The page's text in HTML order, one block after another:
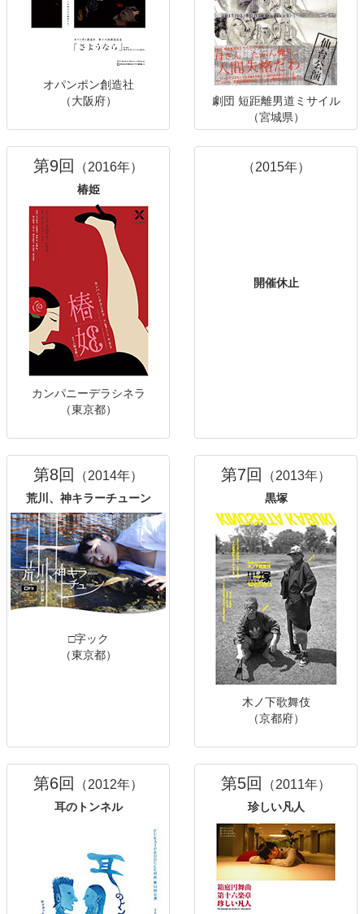
オパンポン創造社
（大阪府）
劇団 短距離男道ミサイル
（宮城県）
第9回 （2016年）
椿姫
カンパニーデラシネラ
（東京都）
（2015年）
開催休止
第8回 （2014年）
荒川、神キラーチューン
□字ック
（東京都）
第7回 （2013年）
黒塚
木ノ下歌舞伎
（京都府）
第6回 （2012年）
耳のトンネル
第5回 （2011年）
珍しい凡人